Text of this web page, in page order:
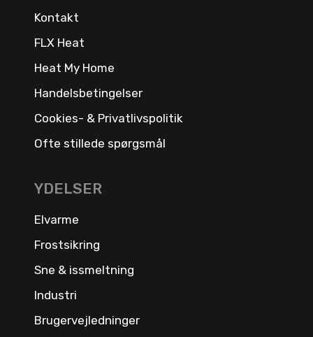
Kontakt
FLX Heat
Heat My Home
Handelsbetingelser
Cookies- & Privatlivspolitik
Ofte stillede spørgsmål
YDELSER
Elvarme
Frostsikring
Sne & issmeltning
Industri
Brugervejledninger